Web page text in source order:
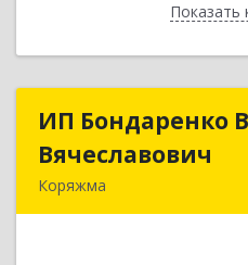
Показать
ИП Бондаренко
Вячеславович
Коряжма
ИП